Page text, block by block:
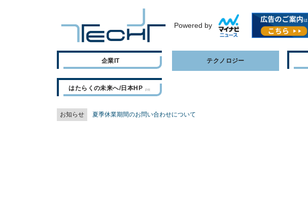
Powered by
企業IT テクノロジー
はたらくの未来へ/日本HP
お知らせ 夏季休業期間のお問い合わせについて